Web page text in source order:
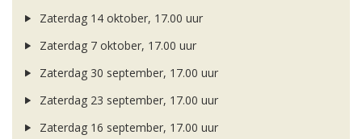
Zaterdag 14 oktober, 17.00 uur
Zaterdag 7 oktober, 17.00 uur
Zaterdag 30 september, 17.00 uur
Zaterdag 23 september, 17.00 uur
Zaterdag 16 september, 17.00 uur